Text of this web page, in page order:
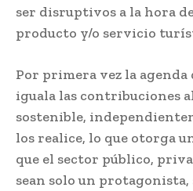
ser disruptivos a la hora
producto y/o servicio
Por primera vez la agenda
iguala las contribuciones
sostenible,
los realice, lo que otorga
que el sector público,
sean solo un